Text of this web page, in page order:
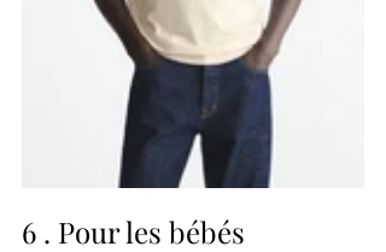
6 . Pour les bébés